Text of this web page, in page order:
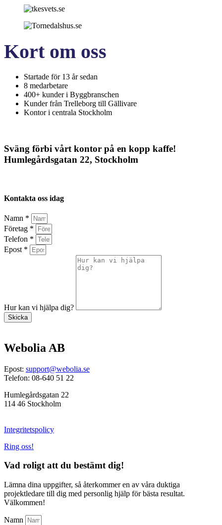
Kort om oss
Startade för 13 år sedan
8 medarbetare
400+ kunder i Byggbranschen
Kunder från Trelleborg till Gällivare
Kontor i centrala Stockholm
Sväng förbi vårt kontor på en kopp kaffe!
Humlegårdsgatan 22, Stockholm
Kontakta oss idag
Namn *
Företag *
Telefon *
Epost *
Hur kan vi hjälpa dig?
Skicka
Webolia AB
Epost: support@webolia.se
Telefon: 08-640 51 22
Humlegårdsgatan 22
114 46 Stockholm
Integritetspolicy
Ring oss!
Vad roligt att du bestämt dig!
Lämna dina uppgifter, så återkommer en av våra duktiga
projektledare till dig med personlig hjälp för bästa resultat.
Välkommen!
Namn